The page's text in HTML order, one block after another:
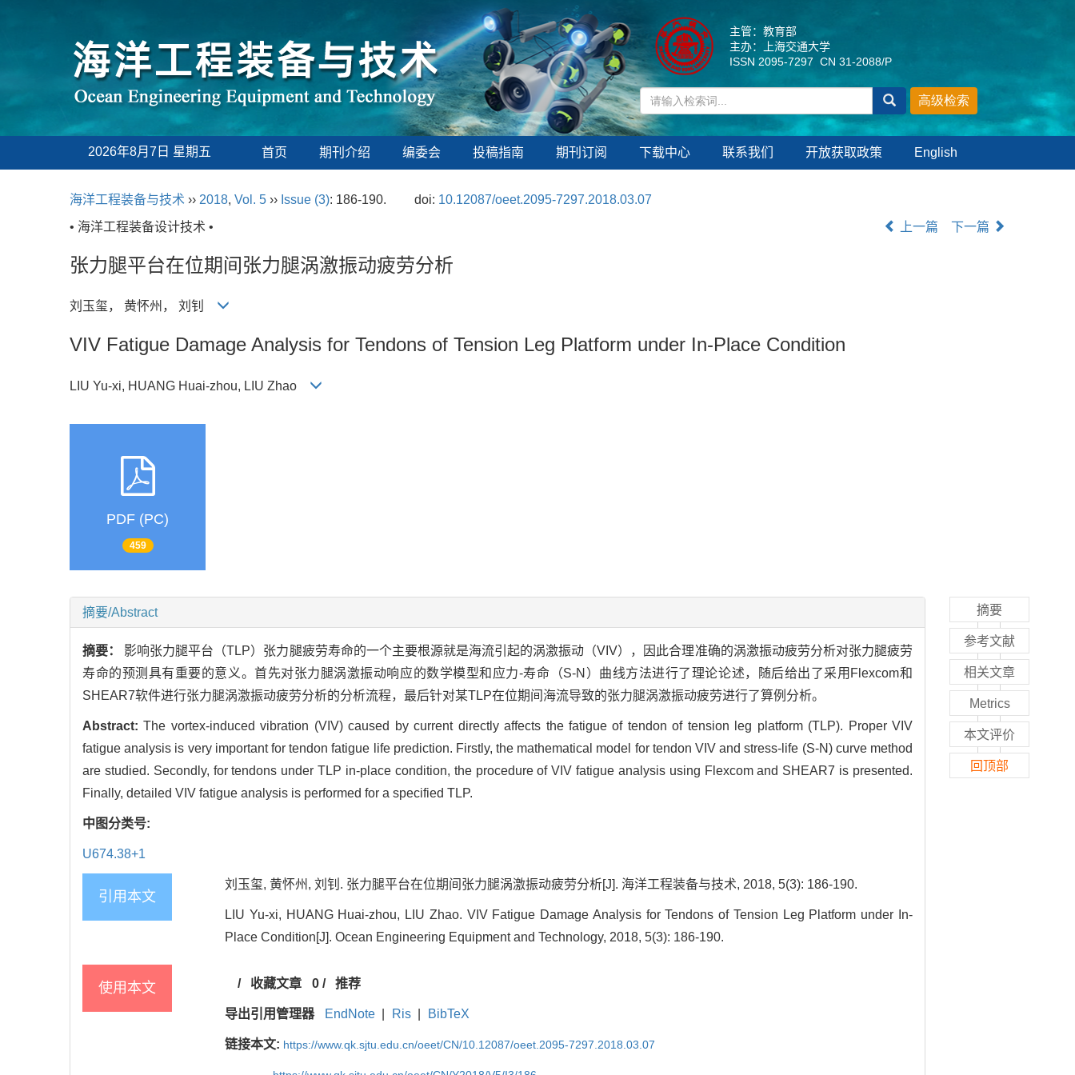
主管：教育部
主办：上海交通大学
ISSN 2095-7297 CN 31-2088/P
2026年8月7日 星期五 首页 期刊介绍 编委会 投稿指南 期刊订阅 下载中心 联系我们 开放获取政策 English
海洋工程装备与技术 ›› 2018, Vol. 5 ›› Issue (3): 186-190. doi: 10.12087/oeet.2095-7297.2018.03.07
• 海洋工程装备设计技术 •
上一篇 下一篇
张力腿平台在位期间张力腿涡激振动疲劳分析
刘玉玺， 黄怀州， 刘钊
VIV Fatigue Damage Analysis for Tendons of Tension Leg Platform under In-Place Condition
LIU Yu-xi, HUANG Huai-zhou, LIU Zhao
PDF (PC)
459
摘要/Abstract
摘要： 影响张力腿平台（TLP）张力腿疲劳寿命的一个主要根源就是海流引起的涡激振动（VIV），因此合理准确的涡激振动疲劳分析对张力腿疲劳
寿命的预测具有重要的意义。首先对张力腿涡激振动响应的数学模型和应力-寿命（S-N）曲线方法进行了理论论述，随后给出了采用Flexcom和
SHEAR7软件进行张力腿涡激振动疲劳分析的分析流程，最后针对某TLP在位期间海流导致的张力腿涡激振动疲劳进行了算例分析。
Abstract:The vortex-induced vibration (VIV) caused by current directly affects the fatigue of tendon of tension leg platform (TLP). Proper VIV
fatigue analysis is very important for tendon fatigue life prediction. Firstly, the mathematical model for tendon VIV and stress-life (S-N) curve method
are studied. Secondly, for tendons under TLP in-place condition, the procedure of VIV fatigue analysis using Flexcom and SHEAR7 is presented.
Finally, detailed VIV fatigue analysis is performed for a specified TLP.
中图分类号:
U674.38+1
引用本文
刘玉玺, 黄怀州, 刘钊. 张力腿平台在位期间张力腿涡激振动疲劳分析[J]. 海洋工程装备与技术, 2018, 5(3): 186-190.
LIU Yu-xi, HUANG Huai-zhou, LIU Zhao. VIV Fatigue Damage Analysis for Tendons of Tension Leg Platform under In-
Place Condition[J]. Ocean Engineering Equipment and Technology, 2018, 5(3): 186-190.
使用本文 / 收藏文章 0/ 推荐
导出引用管理器 EndNote Ris BibTeX
链接本文: https://www.qk.sjtu.edu.cn/oeet/CN/10.12087/oeet.2095-7297.2018.03.07
摘要
参考文献
相关文章
Metrics
本文评价
回顶部